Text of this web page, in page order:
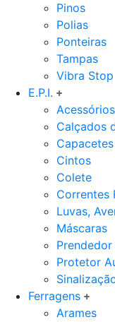
Pinos
Polias
Ponteiras
Tampas
Vibra Stop
E.P.I.
Acessórios
Calçados
Cintos
Colete
Correntes
Luvas,
Máscaras
Protetor
Ferragens
Arames